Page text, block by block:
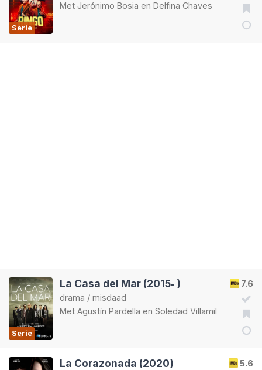
Serie
Met Jerónimo Bosia en Delfina Chaves
Serie
7.6
La Casa del Mar (2015‑ )
drama / misdaad
Met Agustín Pardella en Soledad Villamil
5.6
La Corazonada (2020)